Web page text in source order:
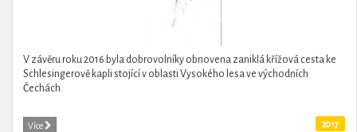
V závěru roku 2016 byla dobrovolníky obnovena zaniklá křížová cesta ke
Schlesingerově kapli stojící v oblasti Vysokého lesa ve východních
Čechách.
Více 2017